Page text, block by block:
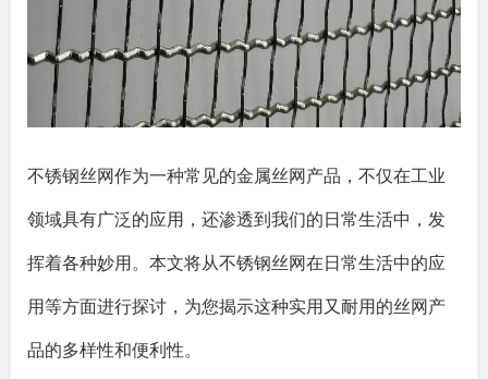
不锈钢丝网作为一种常见的金属丝网产品，不仅在工业
领域具有广泛的应用，还渗透到我们的日常生活中，发
挥着各种妙用。本文将从不锈钢丝网在日常生活中的应
用等方面进行探讨，为您揭示这种实用又耐用的丝网产
品的多样性和便利性。